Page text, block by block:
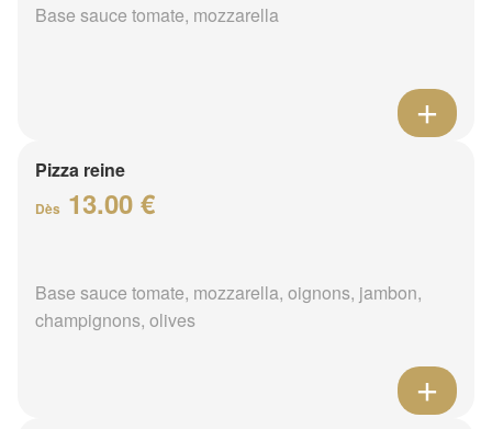
Base sauce tomate, mozzarella
Pizza reine
Dès 13.00 €
Base sauce tomate, mozzarella, oignons, jambon,
champignons, olives